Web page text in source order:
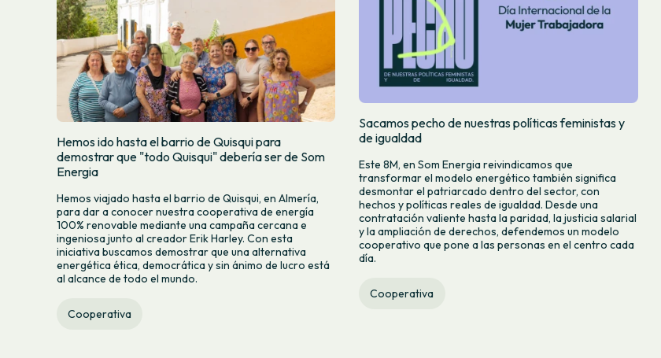
Hemos ido hasta el barrio de Quisqui para
demostrar que "todo Quisqui" debería ser de Som
Energia
Hemos viajado hasta el barrio de Quisqui, en Almería,
para dar a conocer nuestra cooperativa de energía
100% renovable mediante una campaña cercana e
ingeniosa junto al creador Erik Harley. Con esta
iniciativa buscamos demostrar que una alternativa
energética ética, democrática y sin ánimo de lucro está
al alcance de todo el mundo.
Cooperativa
Sacamos pecho de nuestras políticas feministas y
de igualdad
Este 8M, en Som Energia reivindicamos que
transformar el modelo energético también significa
desmontar el patriarcado dentro del sector, con
hechos y políticas reales de igualdad. Desde una
contratación valiente hasta la paridad, la justicia salarial
y la ampliación de derechos, defendemos un modelo
cooperativo que pone a las personas en el centro cada
día.
Cooperativa